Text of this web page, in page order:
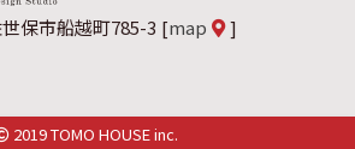
保市船越町785-3 [map
]
2019 TOMO HOUSE inc.